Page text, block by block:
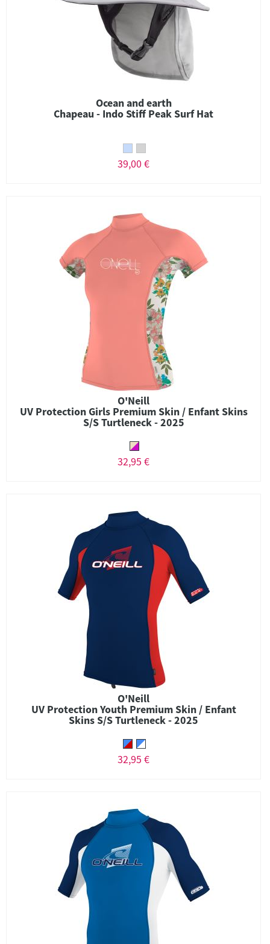
Ocean and earth
Chapeau - Indo Stiff Peak Surf Hat
39,00 €
O'Neill
UV Protection Girls Premium Skin / Enfant Skins
S/S Turtleneck - 2025
32,95 €
O'Neill
UV Protection Youth Premium Skin / Enfant
Skins S/S Turtleneck - 2025
32,95 €